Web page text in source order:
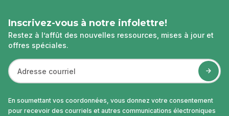
Inscrivez-vous à notre infolettre!
Restez à l’affût des nouvelles ressources, mises à jour et
offres spéciales.
En soumettant vos coordonnées, vous donnez votre consentement
pour recevoir des courriels et autres communications électroniques